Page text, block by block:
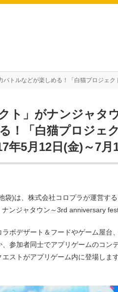
！「白猫プロジェクト in ナンジャタウン～3rd
ト」がナンジャタ
！「白猫プロジェ
5月12日(金)～7月
)は、株式会社コロプラが運営す
ンジャタウン～3rd anniversary
ボデザート＆フードやゲーム屋台
参加者同士でアプリゲームのコン
ストがアプリゲーム内に登場しま